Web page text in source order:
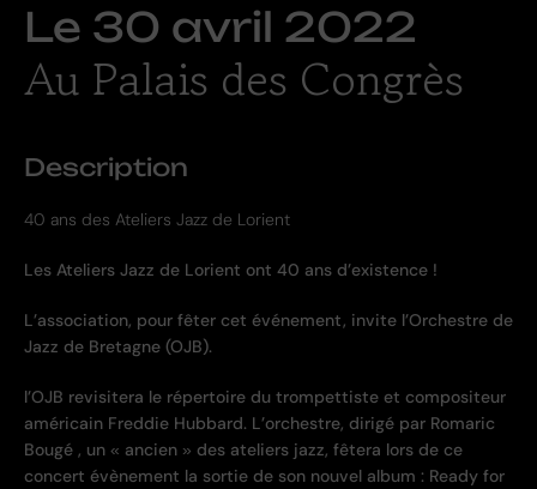
Le 30 avril 2022
Au Palais des Congrès
Description
40 ans des Ateliers Jazz de Lorient
Les Ateliers Jazz de Lorient ont 40 ans d’existence !
L’association, pour fêter cet événement, invite l’Orchestre de
Jazz de Bretagne (OJB).
l’OJB revisitera le répertoire du trompettiste et compositeur
américain Freddie Hubbard. L’orchestre, dirigé par Romaric
Bougé , un « ancien » des ateliers jazz, fêtera lors de ce
concert évènement la sortie de son nouvel album : Ready for